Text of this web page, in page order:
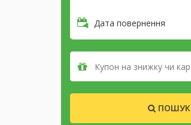
Дата повернення
ПОШУК